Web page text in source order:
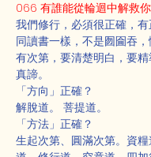
066 有誰能從輪迴中解救你
我們修行，必須很正確，
同讀書一樣，不是囫圇吞
有次第，要清楚明白，要
真諦。
「方向」正確？
解脫道。 菩提道。
「方法」正確？
生起次第、圓滿次第。資